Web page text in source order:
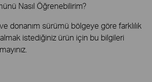
Nasıl Öğrenebilirim?
donanım sürümü bölgeye göre farklılık
istediğiniz ürün için bu bilgileri